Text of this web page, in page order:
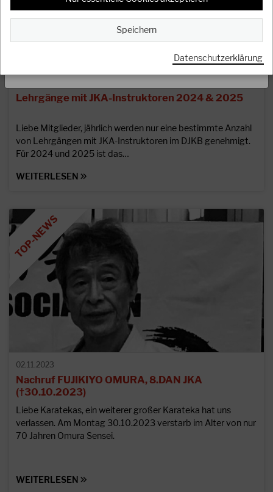
Speichern
Datenschutzerklärung
Lehrgänge mit JKA-Instruktoren 2024 & 2025
Liebe Mitglieder, jährlich werden nur eine bestimmte Anzahl
von Lehrgängen mit JKA-Instruktoren im DJKB genehmigt.
Für 2024 und 2025 ist das…
WEITERLESEN
02.11.2023
Nachruf FUJIKIYO OMURA, 8.DAN JKA
(†30.10.2023)
Liebe Karatekas, ein weiterer großer Karateka hat uns
verlassen. Am Montag 30.10.2023 verstarb im Alter von nur
70 Jahren Omura Sensei.
WEITERLESEN
Oss